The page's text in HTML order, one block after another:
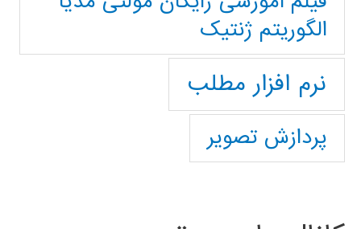
الگوریتم ژنتیک
نرم افزار مطلب
پردازش تصویر